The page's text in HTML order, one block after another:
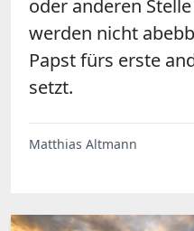
oder anderen
werden nicht
Papst fürs erste
setzt.
Matthias Altmann